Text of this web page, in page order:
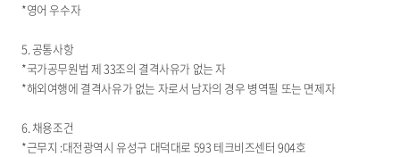
*영어 우수자
5. 공통사항
*국가공무원법 제 33조의 결격사유가 없는 자
*해외여행에 결격사유가 없는 자로서 남자의 경우 병역필 또는 면제자
6. 채용조건
*근무지 :대전광역시 유성구 대덕대로 593 테크비즈센터 904호